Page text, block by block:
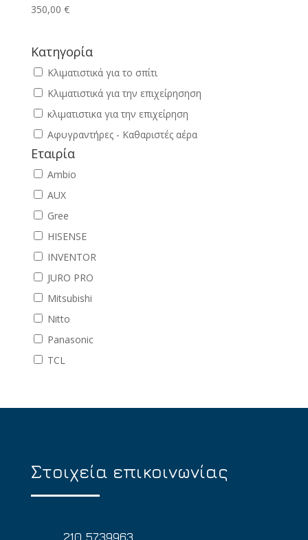
350,00 €
Κατηγορία
Κλιματιστικά για το σπίτι
Κλιματιστικά για την επιχείρησηση
κλιματιστικα για την επιχείρηση
Αφυγραντήρες - Καθαριστές αέρα
Εταιρία
Ambio
AUX
Gree
HISENSE
INVENTOR
JURO PRO
Mitsubishi
Nitto
Panasonic
TCL
Στοιχεία επικοινωνίας
210 5739963